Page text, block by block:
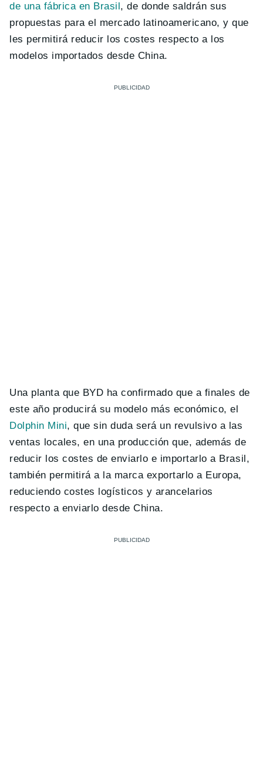
de una fábrica en Brasil , de donde saldrán sus
propuestas para el mercado latinoamericano, y que
les permitirá reducir los costes respecto a los
modelos importados desde China.
Una planta que BYD ha confirmado que a finales de
este año producirá su modelo más económico, el
Dolphin Mini, que sin duda será un revulsivo a las
ventas locales, en una producción que, además de
reducir los costes de enviarlo e importarlo a Brasil,
también permitirá a la marca exportarlo a Europa,
reduciendo costes logísticos y arancelarios
respecto a enviarlo desde China.